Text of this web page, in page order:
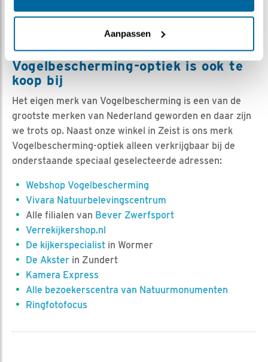
Aanpassen
Vogelbescherming-optiek is ook te
koop bij
Het eigen merk van Vogelbescherming is een van de
grootste merken van Nederland geworden en daar zijn
we trots op. Naast onze winkel in Zeist is ons merk
Vogelbescherming-optiek alleen verkrijgbaar bij de
onderstaande speciaal geselecteerde adressen:
Webshop Vogelbescherming
Vivara Natuurbelevingscentrum
Alle filialen van Bever Zwerfsport
Verrekijkershop.nl
De kijkerspecialist in Wormer
De Akster in Zundert
Kamera Express
Alle bezoekerscentra van Natuurmonumenten
Ringfotofocus